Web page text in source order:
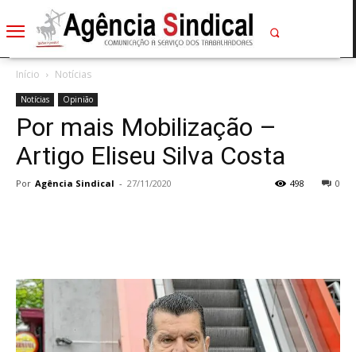
Início Notícias
Notícias Opinião
Por mais Mobilização –
Artigo Eliseu Silva Costa
Por Agência Sindical - 27/11/2020 0
498